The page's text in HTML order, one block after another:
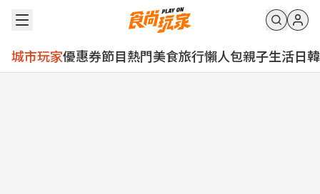
城市玩家優惠券節目熱門美食旅行懶人包親子生活日韓